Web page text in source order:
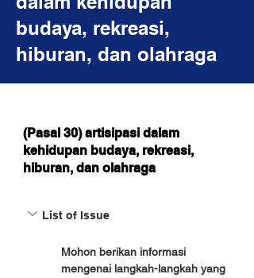
budaya, rekreasi,
hiburan, dan olahraga
(Pasal 30) artisipasi dalam
kehidupan budaya, rekreasi,
hiburan, dan olahraga
List of Issue
Mohon berikan informasi
mengenai langkah-langkah yang